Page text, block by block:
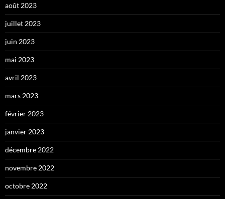
août 2023
juillet 2023
juin 2023
mai 2023
avril 2023
mars 2023
février 2023
janvier 2023
décembre 2022
novembre 2022
octobre 2022